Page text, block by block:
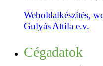
Weboldalkészítés,
Gulyás Attila e.v.
Cégadatok